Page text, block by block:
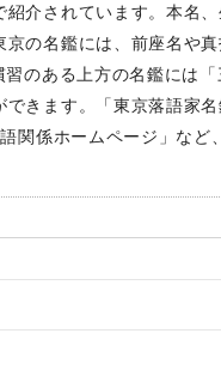
介されています。本名
の名鑑には、前座名や
のある上方の名鑑には「
きます。「東京落語家名
関係ホームページ」など